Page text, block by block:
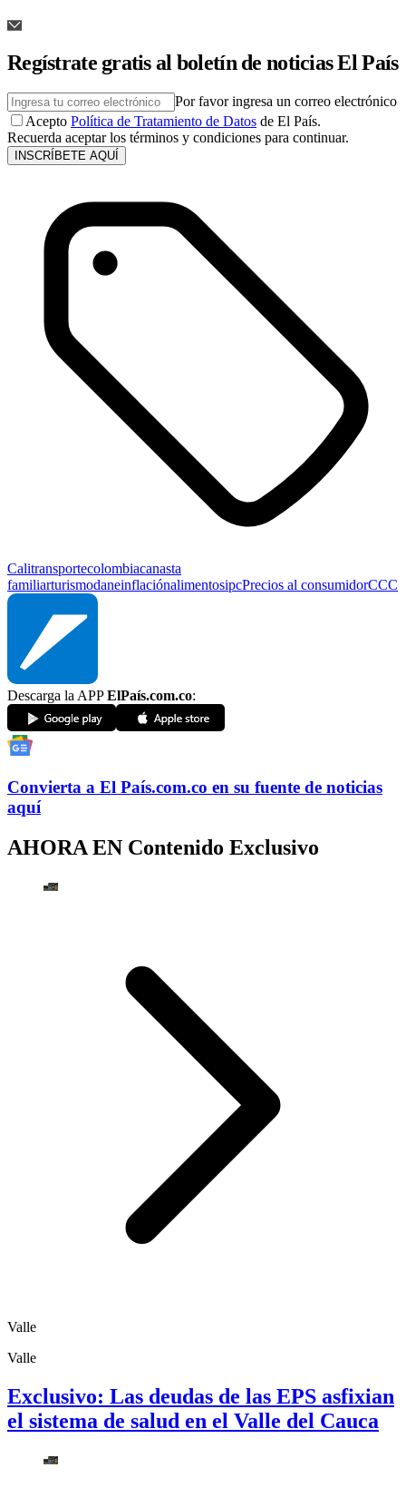
Regístrate gratis al boletín de noticias El País
Por favor ingresa un correo electrónico
Acepto Política de Tratamiento de Datos de El País.
Recuerda aceptar los términos y condiciones para continuar.
INSCRÍBETE AQUÍ
Calitransportecolombiacanasta
familiarturismodaneinflaciónalimentosipcPrecios al consumidorCCC
Descarga la APPElPaís.com.co:
Convierta a El País.com.co en su fuente de noticias
aquí
AHORA EN Contenido Exclusivo
Valle
Valle
Exclusivo: Las deudas de las EPS asfixian
el sistema de salud en el Valle del Cauca